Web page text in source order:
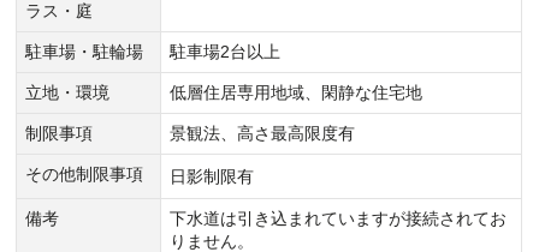
ラス・庭
駐車場・駐輪場 駐車場2台以上
立地・環境 低層住居専用地域、閑静な住宅地
制限事項 景観法、高さ最高限度有
その他制限事項 日影制限有
備考
下水道は引き込まれていますが接続されてお
りません。